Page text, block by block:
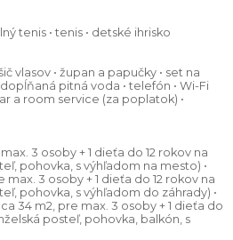
tenis • tenis • detské ihrisko
vlasov • župan a papučky • set na
pitná voda • telefón • Wi-Fi
a room service (za poplatok) •
3 osoby + 1 dieťa do 12 rokov na
pohovka, s výhľadom na mesto) •
max. 3 osoby + 1 dieťa do 12 rokov na
pohovka, s výhľadom do záhrady) •
34 m2, pre max. 3 osoby + 1 dieťa do
posteľ, pohovka, balkón, s